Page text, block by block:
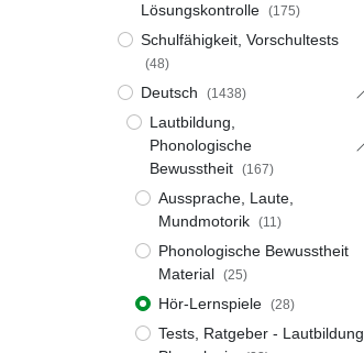
Lösungskontrolle
(175)
Schulfähigkeit, Vorschultests
(48)
Deutsch (1438)
Lautbildung,
Phonologische
Bewusstheit
(167)
Aussprache, Laute,
Mundmotorik
(11)
Phonologische Bewusstheit
Material
(25)
Hör-Lernspiele (28)
Tests, Ratgeber - Lautbildung,